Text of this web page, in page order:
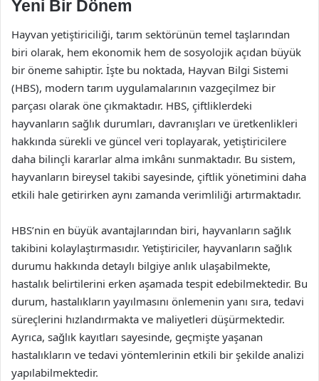
Yeni Bir Dönem
Hayvan yetiştiriciliği, tarım sektörünün temel taşlarından
biri olarak, hem ekonomik hem de sosyolojik açıdan büyük
bir öneme sahiptir. İşte bu noktada, Hayvan Bilgi Sistemi
(HBS), modern tarım uygulamalarının vazgeçilmez bir
parçası olarak öne çıkmaktadır. HBS, çiftliklerdeki
hayvanların sağlık durumları, davranışları ve üretkenlikleri
hakkında sürekli ve güncel veri toplayarak, yetiştiricilere
daha bilinçli kararlar alma imkânı sunmaktadır. Bu sistem,
hayvanların bireysel takibi sayesinde, çiftlik yönetimini daha
etkili hale getirirken aynı zamanda verimliliği artırmaktadır.
HBS’nin en büyük avantajlarından biri, hayvanların sağlık
takibini kolaylaştırmasıdır. Yetiştiriciler, hayvanların sağlık
durumu hakkında detaylı bilgiye anlık ulaşabilmekte,
hastalık belirtilerini erken aşamada tespit edebilmektedir. Bu
durum, hastalıkların yayılmasını önlemenin yanı sıra, tedavi
süreçlerini hızlandırmakta ve maliyetleri düşürmektedir.
Ayrıca, sağlık kayıtları sayesinde, geçmişte yaşanan
hastalıkların ve tedavi yöntemlerinin etkili bir şekilde analizi
yapılabilmektedir.